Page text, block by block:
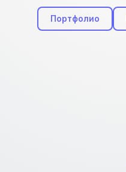
Портфолио